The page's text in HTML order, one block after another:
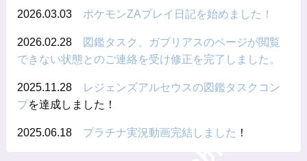
2026.03.03 ポケモンZAプレイ日記を始めました！
2026.02.28 図鑑タスク、ガブリアスのページが閲覧
できない状態とのご連絡を受け修正を完了しました。
2025.11.28
レジェンズアルセウスの図鑑タスクコン
プを達成しました！
2025.06.18 プラチナ実況動画完結しました ！